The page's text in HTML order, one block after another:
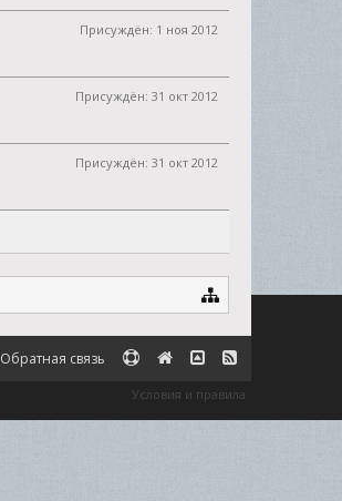
Присуждён: 1 ноя 2012
Присуждён: 31 окт 2012
Присуждён: 31 окт 2012
Обратная связь
Условия и правила